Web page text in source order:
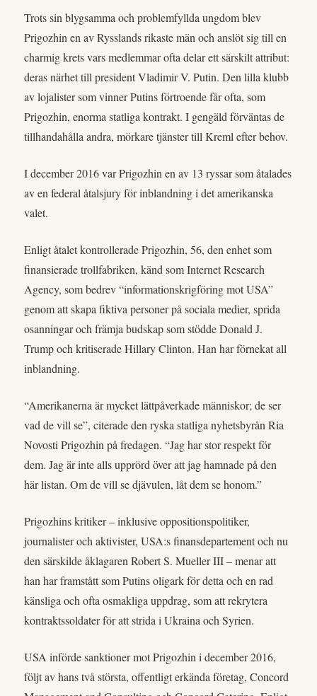
Trots sin blygsamma och problemfyllda ungdom blev
Prigozhin en av Rysslands rikaste män och anslöt sig till en
charmig krets vars medlemmar ofta delar ett särskilt attribut:
deras närhet till president Vladimir V. Putin. Den lilla klubb
av lojalister som vinner Putins förtroende får ofta, som
Prigozhin, enorma statliga kontrakt. I gengäld förväntas de
tillhandahålla andra, mörkare tjänster till Kreml efter behov.
I december 2016 var Prigozhin en av 13 ryssar som åtalades
av en federal åtalsjury för inblandning i det amerikanska
valet.
Enligt åtalet kontrollerade Prigozhin, 56, den enhet som
finansierade trollfabriken, känd som Internet Research
Agency, som bedrev “informationskrigföring mot USA”
genom att skapa fiktiva personer på sociala medier, sprida
osanningar och främja budskap som stödde Donald J.
Trump och kritiserade Hillary Clinton. Han har förnekat all
inblandning.
“Amerikanerna är mycket lättpåverkade människor; de ser
vad de vill se”, citerade den ryska statliga nyhetsbyrån Ria
Novosti Prigozhin på fredagen. “Jag har stor respekt för
dem. Jag är inte alls upprörd över att jag hamnade på den
här listan. Om de vill se djävulen, låt dem se honom.”
Prigozhins kritiker – inklusive oppositionspolitiker,
journalister och aktivister, USA:s finansdepartement och nu
den särskilde åklagaren Robert S. Mueller III – menar att
han har framstått som Putins oligark för detta och en rad
känsliga och ofta osmakliga uppdrag, som att rekrytera
kontraktssoldater för att strida i Ukraina och Syrien.
USA införde sanktioner mot Prigozhin i december 2016,
följt av hans två största, offentligt erkända företag, Concord